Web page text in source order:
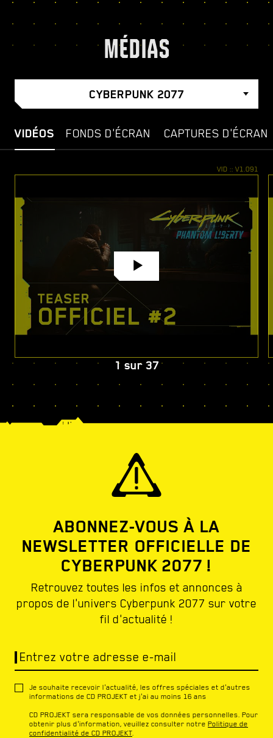
MÉDIAS
CYBERPUNK 2077
VIDÉOS FONDS D'ÉCRAN CAPTURES D'ÉCRAN
1 sur 37
ABONNEZ-VOUS À LA
NEWSLETTER OFFICIELLE DE
CYBERPUNK 2077 !
Retrouvez toutes les infos et annonces à
propos de l'univers Cyberpunk 2077 sur votre
fil d'actualité !
Entrez votre adresse e-mail
Je souhaite recevoir l'actualité, les offres spéciales et d'autres
informations de CD PROJEKT et j'ai au moins 16 ans
CD PROJEKT sera responsable de vos données personnelles. Pour
obtenir plus d'information, veuillez consulter notre Politique de
confidentialité de CD PROJEKT